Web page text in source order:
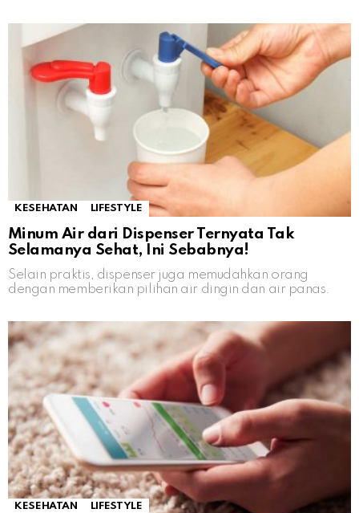
KESEHATAN LIFESTYLE
Minum Air dari Dispenser Ternyata Tak
Selamanya Sehat, Ini Sebabnya!
Selain praktis, dispenser juga memudahkan orang
dengan memberikan pilihan air dingin dan air panas.
KESEHATAN LIFESTYLE